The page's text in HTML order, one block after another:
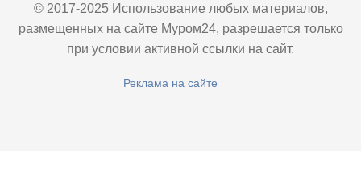
© 2017-2025 Использование любых материалов,
размещенных на сайте Муром24, разрешается только
при условии активной ссылки на сайт.
Реклама на сайте